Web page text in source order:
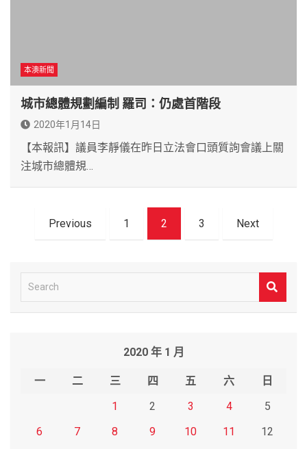
本澳新聞
城市總體規劃編制 羅司：仍處首階段
2020年1月14日
【本報訊】議員李靜儀在昨日立法會口頭質詢會議上關
注城市總體規…
Previous 1 2 3 Next
e
2020 年 1 月
一 二 三 四 五 六
日
1
2 3 4
5
6
7 8 9 10 11
12